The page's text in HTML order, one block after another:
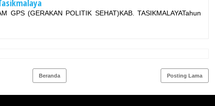
GPS (GERAKAN POLITIK SEHAT)KAB. TASIKMALAYATahun
Posting Lama
Beranda